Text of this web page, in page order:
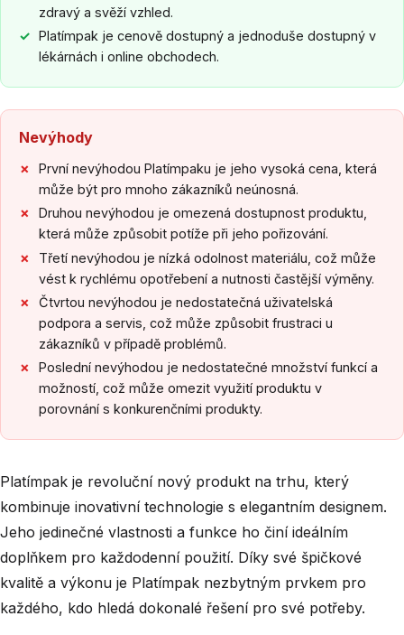
zdravý a svěží vzhled.
Platímpak je cenově dostupný a jednoduše dostupný v
lékárnách i online obchodech.
Nevýhody
První nevýhodou Platímpaku je jeho vysoká cena, která
může být pro mnoho zákazníků neúnosná.
Druhou nevýhodou je omezená dostupnost produktu,
která může způsobit potíže při jeho pořizování.
Třetí nevýhodou je nízká odolnost materiálu, což může
vést k rychlému opotřebení a nutnosti častější výměny.
Čtvrtou nevýhodou je nedostatečná uživatelská
podpora a servis, což může způsobit frustraci u
zákazníků v případě problémů.
Poslední nevýhodou je nedostatečné množství funkcí a
možností, což může omezit využití produktu v
porovnání s konkurenčními produkty.
Platímpak je revoluční nový produkt na trhu, který
kombinuje inovativní technologie s elegantním designem.
Jeho jedinečné vlastnosti a funkce ho činí ideálním
doplňkem pro každodenní použití. Díky své špičkové
kvalitě a výkonu je Platímpak nezbytným prvkem pro
každého, kdo hledá dokonalé řešení pro své potřeby.